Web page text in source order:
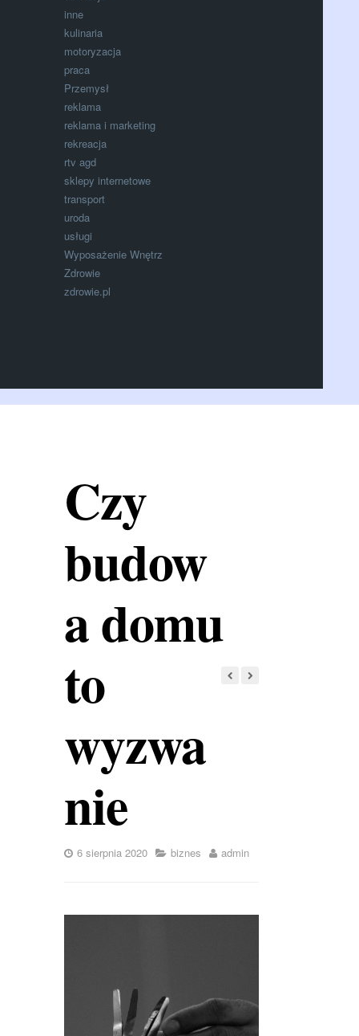
inne
kulinaria
motoryzacja
praca
Przemysł
reklama
reklama i marketing
rekreacja
rtv agd
sklepy internetowe
transport
uroda
usługi
Wyposażenie Wnętrz
Zdrowie
zdrowie.pl
Czy
budow
a domu
to
wyzwa
nie
6 sierpnia 2020 biznes admin